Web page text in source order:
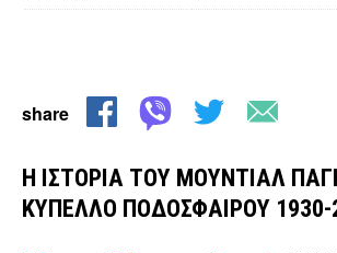
share
Η ΙΣΤΟΡΙΑ ΤΟΥ ΜΟΥΝΤΙΑΛ
ΚΥΠΕΛΛΟ ΠΟΔΟΣΦΑΙΡΟΥ 1930-